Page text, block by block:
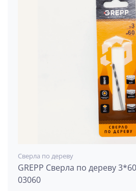
Сверла по дереву
GREPP Сверла по дереву
03060